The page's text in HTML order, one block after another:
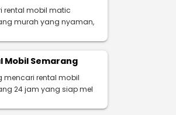
rental mobil matic
murah yang nyaman,
Mobil Semarang
mencari rental mobil
24 jam yang siap mel